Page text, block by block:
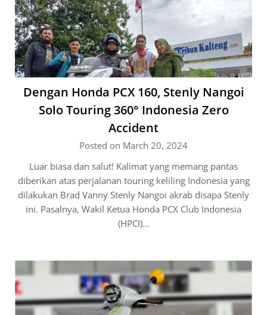
Dengan Honda PCX 160, Stenly Nangoi
Solo Touring 360° Indonesia Zero
Accident
Posted on March 20, 2024
Luar biasa dan salut! Kalimat yang memang pantas
diberikan atas perjalanan touring keliling Indonesia yang
dilakukan Brad Vanny Stenly Nangoi akrab disapa Stenly
ini. Pasalnya, Wakil Ketua Honda PCX Club Indonesia
(HPCI)…